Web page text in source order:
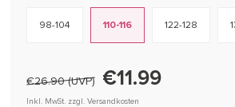
98-104 110-116 122-128
€26.90 (UVP) €11.99
Inkl. MwSt. zzgl. Versandkosten